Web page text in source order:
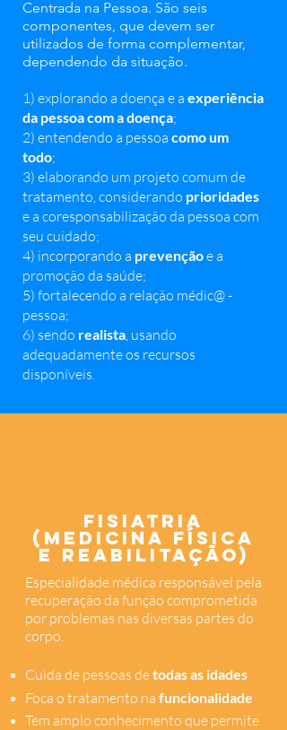
Centrada na Pessoa. São seis
componentes, que devem ser
utilizados de forma complementar,
dependendo da situação.
1) explorando a doença e a experiência
da pessoa com a doença;
2) entendendo a pessoa como um
todo;
3) elaborando um projeto comum de
tratamento, considerando prioridades
e a coresponsabilização da pessoa com
seu cuidado;
4) incorporando a prevençãoe a
promoção da saúde;
5) fortalecendo a relação médic@ -
pessoa;
6) sendo realista, usando
adequadamente os recursos
disponíveis.
Fisiatria
(Medicina Física
e Reabilitação)
Especialidade médica responsável pela
recuperação da função comprometida
por problemas nas diversas partes do
corpo.
Cuida de pessoas detodas as idades
Foca o tratamento na funcionalidade
Tem amplo conhecimento que permite